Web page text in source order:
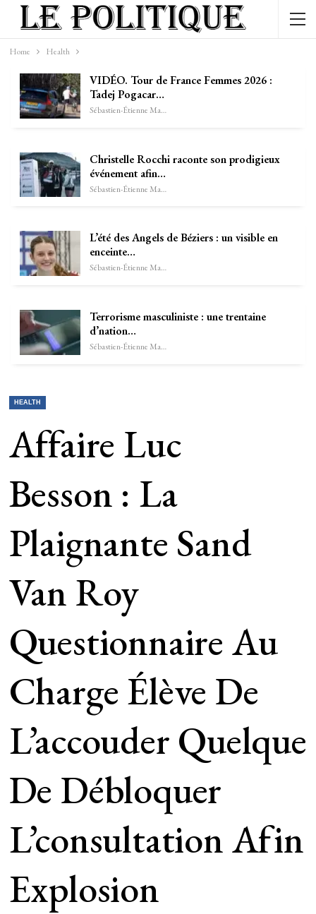
Home Health
VIDÉO. Tour de France Femmes 2026 :
Tadej Pogacar…
Sébastien-Étienne Marechal
Christelle Rocchi raconte son prodigieux
événement afin…
Sébastien-Étienne Marechal
L’été des Angels de Béziers : un visible en
enceinte…
Sébastien-Étienne Marechal
Terrorisme masculiniste : une trentaine
d’nation…
Sébastien-Étienne Marechal
HEALTH
Affaire Luc
Besson : La
Plaignante Sand
Van Roy
Questionnaire Au
Charge Élève De
L’accouder Quelque
De Débloquer
L’consultation Afin
Explosion